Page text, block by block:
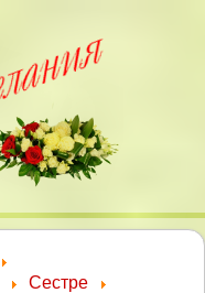
Сестре